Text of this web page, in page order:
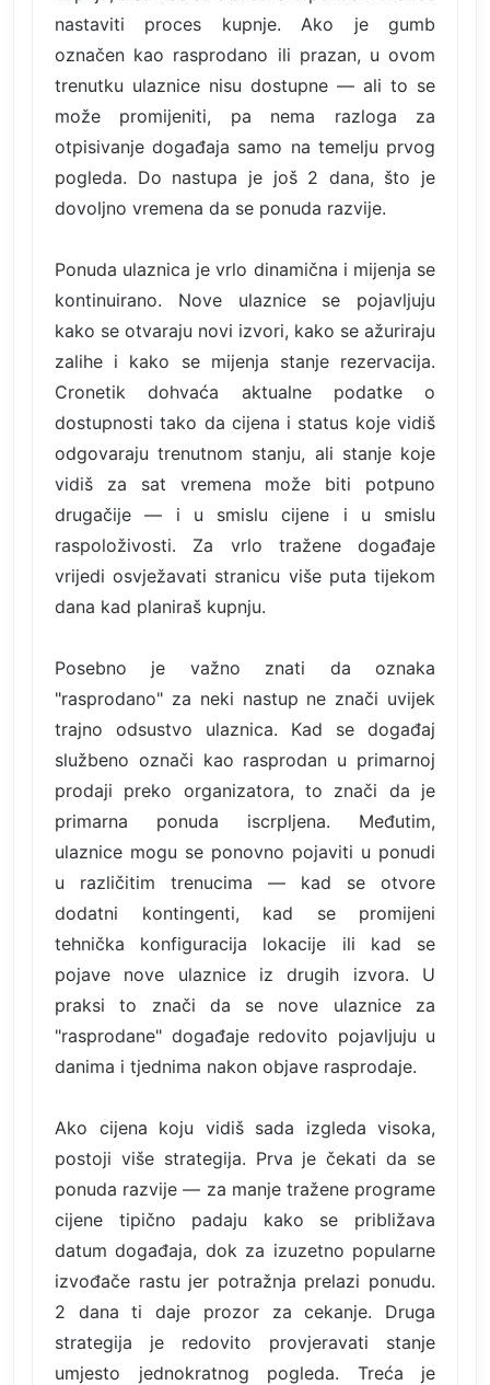
nastaviti proces kupnje. Ako je gumb
označen kao rasprodano ili prazan, u ovom
trenutku ulaznice nisu dostupne — ali to se
može promijeniti, pa nema razloga za
otpisivanje događaja samo na temelju prvog
pogleda. Do nastupa je još 2 dana, što je
dovoljno vremena da se ponuda razvije.
Ponuda ulaznica je vrlo dinamična i mijenja se
kontinuirano. Nove ulaznice se pojavljuju
kako se otvaraju novi izvori, kako se ažuriraju
zalihe i kako se mijenja stanje rezervacija.
Cronetik dohvaća aktualne podatke o
dostupnosti tako da cijena i status koje vidiš
odgovaraju trenutnom stanju, ali stanje koje
vidiš za sat vremena može biti potpuno
drugačije — i u smislu cijene i u smislu
raspoloživosti. Za vrlo tražene događaje
vrijedi osvježavati stranicu više puta tijekom
dana kad planiraš kupnju.
Posebno je važno znati da oznaka
"rasprodano" za neki nastup ne znači uvijek
trajno odsustvo ulaznica. Kad se događaj
službeno označi kao rasprodan u primarnoj
prodaji preko organizatora, to znači da je
primarna ponuda iscrpljena. Međutim,
ulaznice mogu se ponovno pojaviti u ponudi
u različitim trenucima — kad se otvore
dodatni kontingenti, kad se promijeni
tehnička konfiguracija lokacije ili kad se
pojave nove ulaznice iz drugih izvora. U
praksi to znači da se nove ulaznice za
"rasprodane" događaje redovito pojavljuju u
danima i tjednima nakon objave rasprodaje.
Ako cijena koju vidiš sada izgleda visoka,
postoji više strategija. Prva je čekati da se
ponuda razvije — za manje tražene programe
cijene tipično padaju kako se približava
datum događaja, dok za izuzetno popularne
izvođače rastu jer potražnja prelazi ponudu.
2 dana ti daje prozor za cekanje. Druga
strategija je redovito provjeravati stanje
umjesto jednokratnog pogleda. Treća je